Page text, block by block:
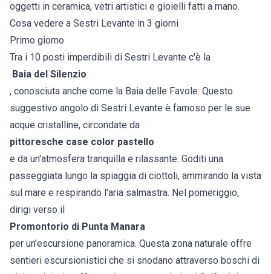
oggetti in ceramica, vetri artistici e gioielli fatti a mano.
Cosa vedere a Sestri Levante in 3 giorni
Primo giorno
Tra i 10 posti imperdibili di Sestri Levante c'è la
Baia del Silenzio
, conosciuta anche come la Baia delle Favole. Questo
suggestivo angolo di Sestri Levante è famoso per le sue
acque cristalline, circondate da
pittoresche case color pastello
e da un'atmosfera tranquilla e rilassante. Goditi una
passeggiata lungo la spiaggia di ciottoli, ammirando la vista
sul mare e respirando l'aria salmastra. Nel pomeriggio,
dirigi verso il
Promontorio di Punta Manara
per un'escursione panoramica. Questa zona naturale offre
sentieri escursionistici che si snodano attraverso boschi di